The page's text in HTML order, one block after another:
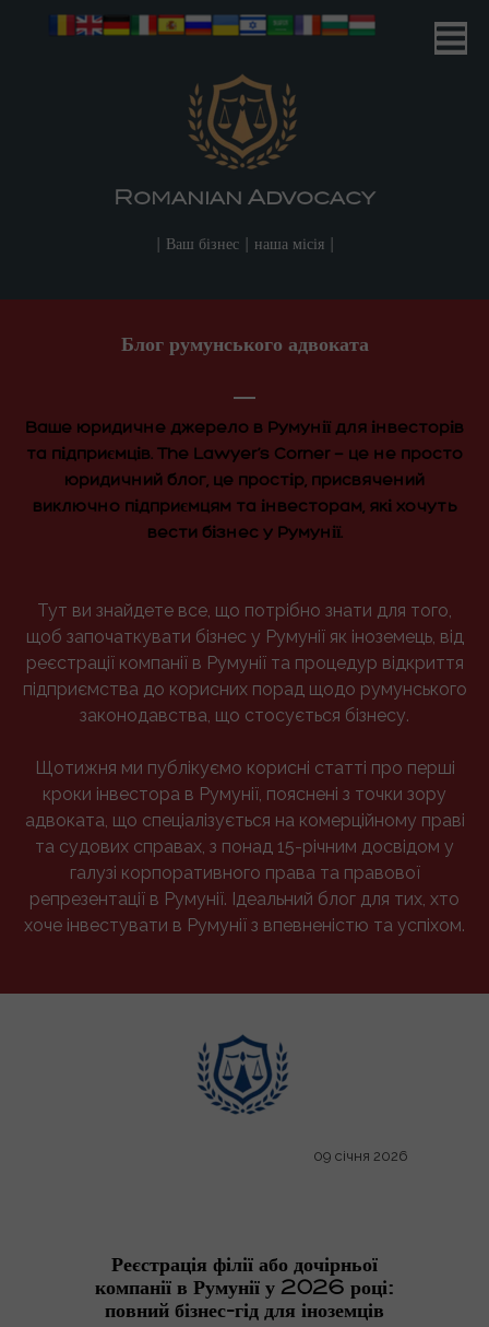
09 січня 2026
Реєстрація філії або дочірньої
компанії в Румунії у 2026 році:
повний бізнес-гід для іноземців
Блог румунського адвоката
Ваше юридичне джерело в Румунії для інвесторів
та підприємців. The Lawyer’s Corner — це не просто
юридичний блог, це простір, присвячений
виключно підприємцям та інвесторам, які хочуть
вести бізнес у Румунії.
Тут ви знайдете все, що потрібно знати для того,
щоб започаткувати бізнес у Румунії як іноземець, від
реєстрації компанії в Румунії та процедур відкриття
підприємства до корисних порад щодо румунського
законодавства, що стосується бізнесу.
Щотижня ми публікуємо корисні статті про перші
кроки інвестора в Румунії, пояснені з точки зору
адвоката, що спеціалізується на комерційному праві
та судових справах, з понад 15-річним досвідом у
галузі корпоративного права та правової
репрезентації в Румунії. Ідеальний блог для тих, хто
хоче інвестувати в Румунії з впевненістю та успіхом.
Romanian Advocacy
| Ваш бізнес | наша місія |
Romanian Advocacy
| Your Business | Our Mission |